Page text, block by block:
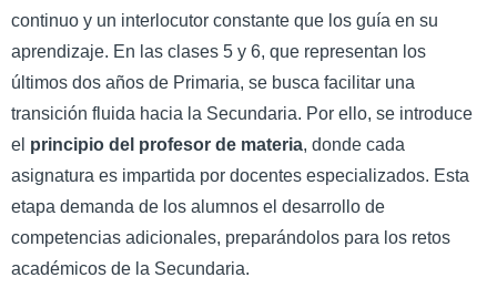
continuo y un interlocutor constante que los guía en su
aprendizaje. En las clases 5 y 6, que representan los
últimos dos años de Primaria, se busca facilitar una
transición fluida hacia la Secundaria. Por ello, se introduce
el principio del profesor de materia, donde cada
asignatura es impartida por docentes especializados. Esta
etapa demanda de los alumnos el desarrollo de
competencias adicionales, preparándolos para los retos
académicos de la Secundaria.